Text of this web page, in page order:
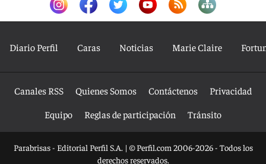
Diario Perfil Caras Noticias Marie Claire
Canales RSS Quienes Somos Contáctenos
Privacidad
Equipo
Reglas de participación Tránsito
Parabrisas - Editorial Perfil S.A. | © Perfil.com 2006-2026 - Todos los
derechos reservados.